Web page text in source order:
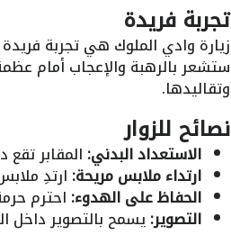
تجربة فريدة
زيارة وادي الملوك هي تجربة
ستشعر بالرهبة والإعجاب أمام
وتقاليدها.
نصائح للزوار
الاستعداد البدني: المقابر
ارتداء ملابس مريحة: ارتدِ
الحفاظ على الهدوء: احترم
التصوير:يسمح بالتصوير داخل